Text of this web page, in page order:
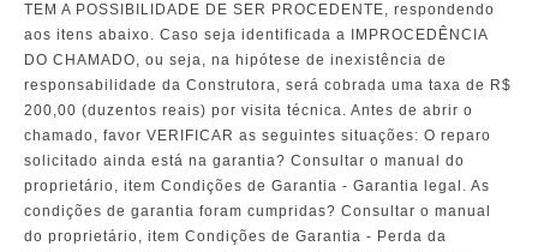
TEM A POSSIBILIDADE DE SER PROCEDENTE, respondendo
aos itens abaixo. Caso seja identificada a IMPROCEDÊNCIA
DO CHAMADO, ou seja, na hipótese de inexistência de
responsabilidade da Construtora, será cobrada uma taxa de R$
200,00 (duzentos reais) por visita técnica. Antes de abrir o
chamado, favor VERIFICAR as seguintes situações: O reparo
solicitado ainda está na garantia? Consultar o manual do
proprietário, item Condições de Garantia - Garantia legal. As
condições de garantia foram cumpridas? Consultar o manual
do proprietário, item Condições de Garantia - Perda da